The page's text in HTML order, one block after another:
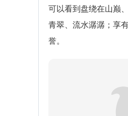
可以看到盘绕在山巅
青翠、流水潺潺；享
誉。